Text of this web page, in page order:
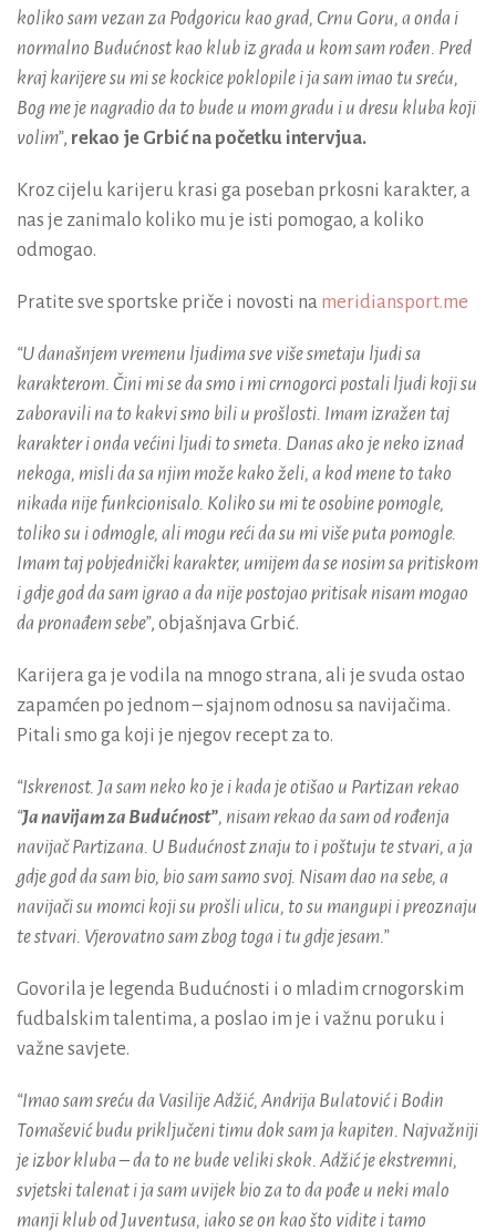
koliko sam vezan za Podgoricu kao grad, Crnu Goru, a onda i
normalno Budućnost kao klub iz grada u kom sam rođen. Pred
kraj karijere su mi se kockice poklopile i ja sam imao tu sreću,
Bog me je nagradio da to bude u mom gradu i u dresu kluba koji
volim”, rekao je Grbić na početku intervjua.
Kroz cijelu karijeru krasi ga poseban prkosni karakter, a
nas je zanimalo koliko mu je isti pomogao, a koliko
odmogao.
Pratite sve sportske priče i novosti na meridiansport.me
“U današnjem vremenu ljudima sve više smetaju ljudi sa
karakterom. Čini mi se da smo i mi crnogorci postali ljudi koji su
zaboravili na to kakvi smo bili u prošlosti. Imam izražen taj
karakter i onda većini ljudi to smeta. Danas ako je neko iznad
nekoga, misli da sa njim može kako želi, a kod mene to tako
nikada nije funkcionisalo. Koliko su mi te osobine pomogle,
toliko su i odmogle, ali mogu reći da su mi više puta pomogle.
Imam taj pobjednički karakter, umijem da se nosim sa pritiskom
i gdje god da sam igrao a da nije postojao pritisak nisam mogao
da pronađem sebe”, objašnjava Grbić.
Karijera ga je vodila na mnogo strana, ali je svuda ostao
zapamćen po jednom – sjajnom odnosu sa navijačima.
Pitali smo ga koji je njegov recept za to.
“Iskrenost. Ja sam neko ko je i kada je otišao u Partizan rekao
“Ja navijam za Budućnost”, nisam rekao da sam od rođenja
navijač Partizana. U Budućnost znaju to i poštuju te stvari, a ja
gdje god da sam bio, bio sam samo svoj. Nisam dao na sebe, a
navijači su momci koji su prošli ulicu, to su mangupi i preoznaju
te stvari. Vjerovatno sam zbog toga i tu gdje jesam.”
Govorila je legenda Budućnosti i o mladim crnogorskim
fudbalskim talentima, a poslao im je i važnu poruku i
važne savjete.
“Imao sam sreću da Vasilije Adžić, Andrija Bulatović i Bodin
Tomašević budu priključeni timu dok sam ja kapiten. Najvažniji
je izbor kluba – da to ne bude veliki skok. Adžić je ekstremni,
svjetski talenat i ja sam uvijek bio za to da pođe u neki malo
manji klub od Juventusa, iako se on kao što vidite i tamo